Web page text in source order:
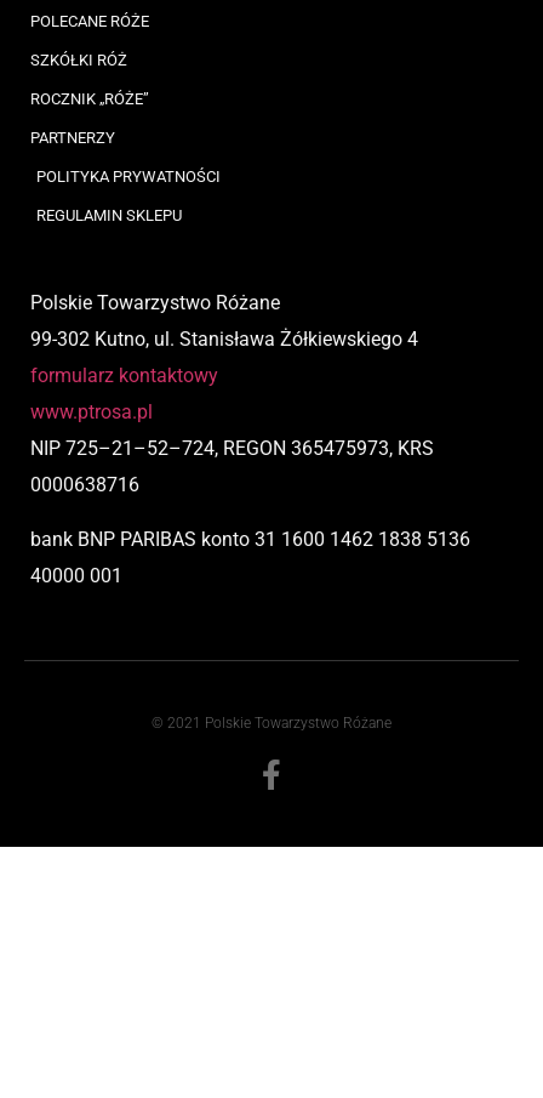
POLECANE RÓŻE
SZKÓŁKI RÓŻ
ROCZNIK „RÓŻE”
PARTNERZY
POLITYKA PRYWATNOŚCI
REGULAMIN SKLEPU
Polskie Towarzystwo Różane
99-302 Kutno, ul. Stanisława Żółkiewskiego 4
formularz kontaktowy
www.ptrosa.pl
NIP 725–21 –52–724, REGON 365475973, KRS
0000638716
bank BNP PARIBAS konto 31 1600 1462 1838 5136
40000 001
© 2021 Polskie Towarzystwo Różane